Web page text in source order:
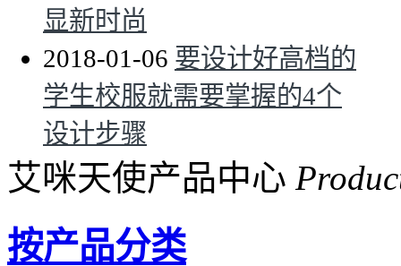
显新时尚
2018-01-06 要设计好高档的
学生校服就需要掌握的4个
设计步骤
艾咪天使产品中心
按产品分类